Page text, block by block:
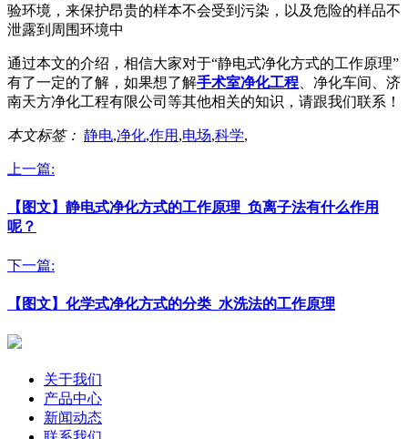
验环境，来保护昂贵的样本不会受到污染，以及危险的样品不
泄露到周围环境中
通过本文的介绍，相信大家对于“静电式净化方式的工作原理”
有了一定的了解，如果想了解手术室净化工程 、净化车间、济
南天方净化工程有限公司等其他相关的知识，请跟我们联系！
本文标签： 静电,净化,作用 ,电场,科学,
上一篇:
【图文】静电式净化方式的工作原理_负离子法有什么作用
呢？
下一篇:
【图文】化学式净化方式的分类_水洗法的工作原理
关于我们
产品中心
新闻动态